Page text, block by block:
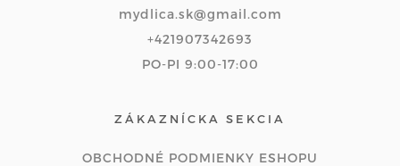
mydlica.sk@gmail.com
+421907342693
PO-PI 9:00-17:00
ZÁKAZNÍCKA SEKCIA
OBCHODNÉ PODMIENKY ESHOPU